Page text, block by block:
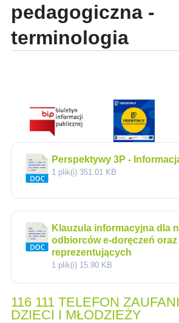
pedagogiczna -
terminologia
Perspektywy 3P -
1 plik(i) 351.01 KB
Klauzula informacyjna dla
odbiorców e-doręczeń
reprezentujących
1 plik(i) 15.90 KB
116 111 TELEFON
DZIECI I MŁODZIEŻY